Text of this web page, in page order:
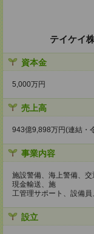
テイケイ
資本金
5,000万円
売上高
943億9,898万円(連結・
事業内容
施設警備、海上警備、交
現金輸送、施
工管理サポート、設備
設立